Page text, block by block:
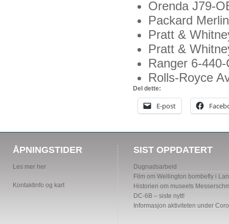
Orenda J79-
Packard
Pratt &
Pratt &
Ranger 6-440-
Rolls-Royce
Del dette:
E-post
ÅPNINGSTIDER
Les mer her
Kontaktinfo og kart
SIST OPPDATERT
Dugnadsarbeid
Film om Wellington bombefly i
Historien om museets
DC-6B – siste nytt!
Informasjon aktiviteten under